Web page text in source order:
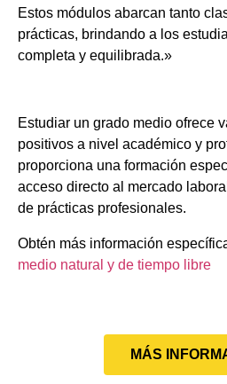
Estos módulos abarcan tanto
prácticas, brindando a los
completa y equilibrada.»
Estudiar un grado medio ofrece
positivos a nivel académico y
proporciona una formación
acceso directo al mercado
de prácticas profesionales.
Obtén más información
medio natural y de tiempo libre
MÁS